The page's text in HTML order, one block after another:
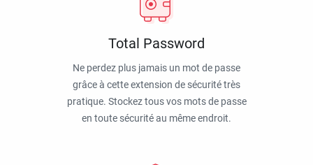
Total Password
Ne perdez plus jamais un mot de passe
grâce à cette extension de sécurité très
pratique. Stockez tous vos mots de passe
en toute sécurité au même endroit.